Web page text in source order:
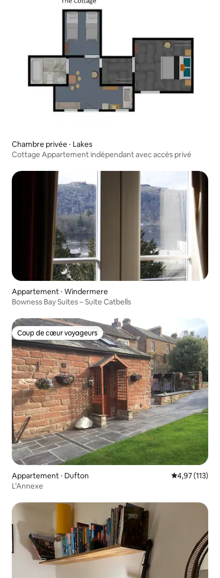
Chambre privée ⋅ Lakes
Cottage Appartement indépendant avec accès privé
Appartement ⋅ Windermere
Bowness Bay Suites – Suite Catbells
Coup de cœur voyageurs
Coup de cœur voyageurs
Appartement ⋅ Dufton Évaluation
4,97 (113)
L'Annexe